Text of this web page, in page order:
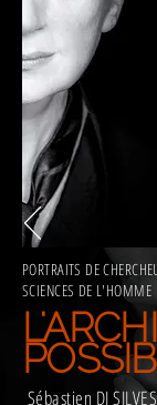
PORTRAITS DE
SCIENCES DE L'HOMME
Sébastien DI